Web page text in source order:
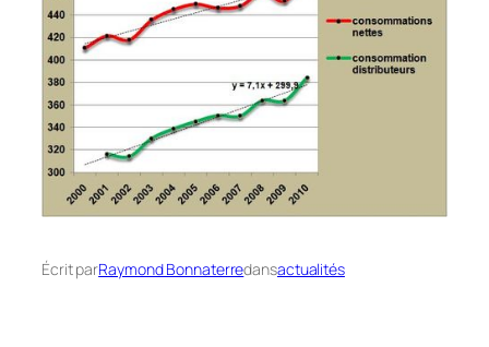
Écrit parRaymond Bonnaterredansactualités